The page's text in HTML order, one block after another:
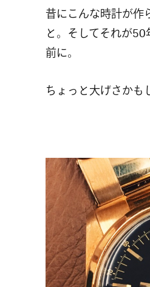
昔にこんな時計が作
と。そしてそれが
前に。
ちょっと大げさかも